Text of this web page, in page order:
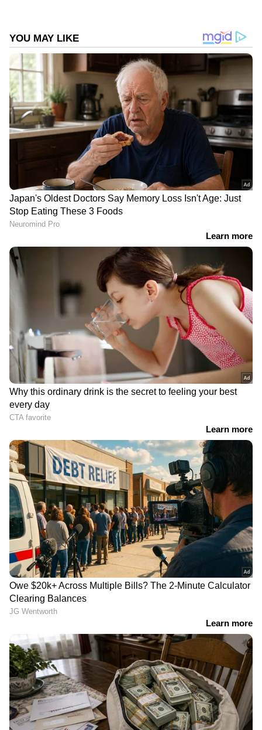
ഫില്ലിംഗ് ഷോകളായി ഡർബിക്ക് നൽകുന്ന
സ്വീകാര്യതക്കു അണിയറപ്രവർത്തകർ നന്ദി
പറഞ്ഞു.
ഡിമാൻസ് ഫിലിം ഫാക്ടറിയുടെ ബാനറിൽ
മൻസൂർ അബ്ദുൽ റസാഖാണ് ഡർബിയുടെ
നിർമ്മാണം നിർവഹിക്കുന്നത്. ഗംഭീര
പ്രകടനമാണ് ഡർബിയിൽ ഓരോ
യുവതാരങ്ങളും സമ്മാനിച്ചത്. ആദം
സാബിക്ക്,സാഗർ സൂര്യ, അമീൻ, ഹരി ശിവറാം,
റിഷ് എൻ. കെ, അനു, ജസ്‌നിയ ജയദീഷ്,
ശിവരാജ്, പ്രവീൺ, ആൻ മെർലറ്റ്, ഫ്രാങ്കോ
ഫ്രാൻസിസ്, ഹിഫ്രാസ്, സുപർണ്ണ എസ്, ജോണി
ആന്റണി, അബു സലിം, ശബരീഷ് വർമ്മ, ദിവ്യ
എം നായർ, സന്തോഷ് കീഴാറ്റൂർ, പ്രദീപ് ബാലൻ,
കൊല്ലം ഷാഫി, സിനോജ് വർഗ്ഗീസ്, ആർ.ജെ
അന്തു, ഷിക്കു നസീർ, ഹബീബ് ഷാജഹാൻ,
ഫാഹിസ് ബിൻ റിഫാഹി, മനൂപ് എലമ്പ്ര
എന്നിവരാണ് പ്രധാന കഥാപാത്രങ്ങളെ
അവതരിപ്പിക്കുന്നത്. ഷൈൻ ടോം ചാക്കോ
ചിത്രത്തിലെ ഒരു പ്രധാന റോളിൽ എത്തുന്നു.
സ്ട്രൈറ്റ് ലൈൻ സിനിമാസാണ് ചിത്രം
കേരളത്തിലെ തിയേറ്ററുകളിൽ വിതരണം
ചെയ്യുന്നത്.ഫാർസ് ഫിലിംസാണ് ചിത്രത്തിന്റെ
ജി സി സി രാജ്യങ്ങളിലെ വിതരണം
നിർവ്വഹിക്കുന്നത്. മറ്റു വിദേശ രാജ്യങ്ങളിലെ
വിതരണം ആർ എഫ് റ്റി എന്റർടൈൻമെൻറ്സ്
നിർവഹിക്കുന്നു. ചിത്രത്തിന്റെ മ്യൂസിക് റൈറ്റ്സ്
മില്ലെനിയം ഓഡിയോസ് ആണ്
സ്വന്തമാക്കിയത്.